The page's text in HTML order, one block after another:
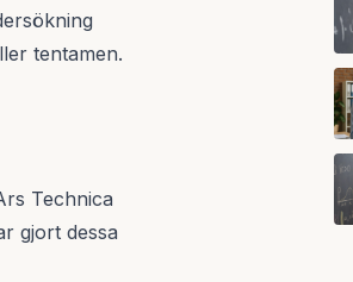
tentamen.
Technica
gjort dessa